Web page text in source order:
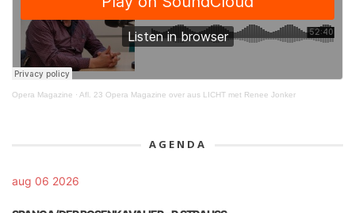
Opera Magazine · Afl. 23 Opera Magazine over aus LICHT met Renee Jonker
AGENDA
aug 06 2026